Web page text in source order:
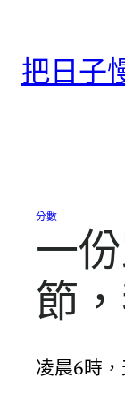
把日子
分數
一
節
凌晨6時